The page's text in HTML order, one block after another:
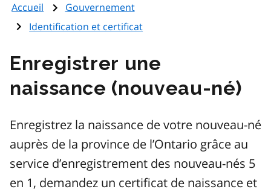
Accueil
Gouvernement
Identification et certificat
Enregistrer une
naissance (nouveau-né)
Enregistrez la naissance de votre nouveau-né
auprès de la province de l’Ontario grâce au
service d’enregistrement des nouveau-nés 5
en 1, demandez un certificat de naissance et